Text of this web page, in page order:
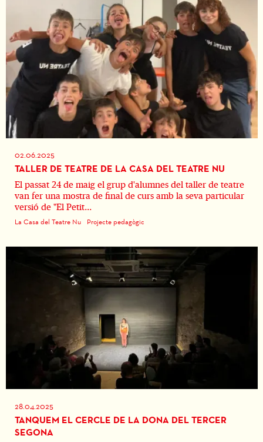
02.06.2025
TALLER DE TEATRE DE LA CASA DEL TEATRE NU
El passat 24 de maig el grup d'alumnes del taller de teatre
van fer una mostra de final de curs amb la seva particular
versió de "El Petit...
La Casa del Teatre Nu Projecte pedagògic
28.04.2025
TANQUEM EL CERCLE DE LA DONA DEL TERCER
SEGONA